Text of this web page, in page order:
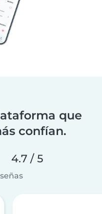
que
confían.
4.7 / 5